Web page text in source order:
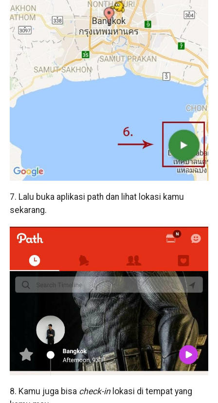
7. Lalu buka aplikasi path dan lihat lokasi kamu
sekarang.
8. Kamu juga bisa check-inlokasi di tempat yang